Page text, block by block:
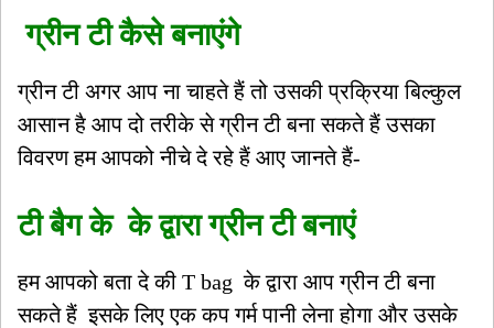
ग्रीन टी कैसे बनाएंगे
ग्रीन टी अगर आप ना चाहते हैं तो उसकी प्रक्रिया बिल्कुल
आसान है आप दो तरीके से ग्रीन टी बना सकते हैं उसका
विवरण हम आपको नीचे दे रहे हैं आए जानते हैं-
टी बैग के के द्वारा ग्रीन टी बनाएं
हम आपको बता दे की T bag के द्वारा आप ग्रीन टी बना
सकते हैं इसके लिए एक कप गर्म पानी लेना होगा और उसके